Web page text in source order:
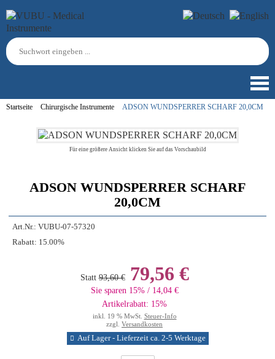
Startseite Chirurgische Instrumente ADSON WUNDSPERRER SCHARF 20,0CM
Für eine größere Ansicht klicken Sie auf das Vorschaubild
ADSON WUNDSPERRER SCHARF
20,0CM
Art.Nr.: VUBU-07-57320
Rabatt: 15.00%
Statt 93,60 €79,56 €
Sie sparen 15% / 14,04 €
Artikelrabatt: 15%
inkl. 19 % MwSt. Steuer-Info
zzgl. Versandkosten
Auf Lager - Lieferzeit ca. 2-5 Werktage